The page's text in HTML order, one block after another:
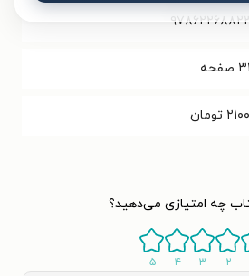
صفحه
تومان
چه امتیازی می‌دهید؟
۲ ۳ ۴ ۵